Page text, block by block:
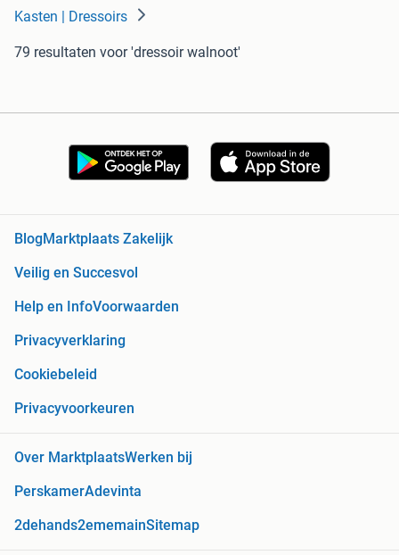
Kasten | Dressoirs
79 resultaten voor 'dressoir walnoot'
BlogMarktplaats Zakelijk
Veilig en Succesvol
Help en InfoVoorwaarden
Privacyverklaring
Cookiebeleid
Privacyvoorkeuren
Over MarktplaatsWerken bij
PerskamerAdevinta
2dehands2ememainSitemap